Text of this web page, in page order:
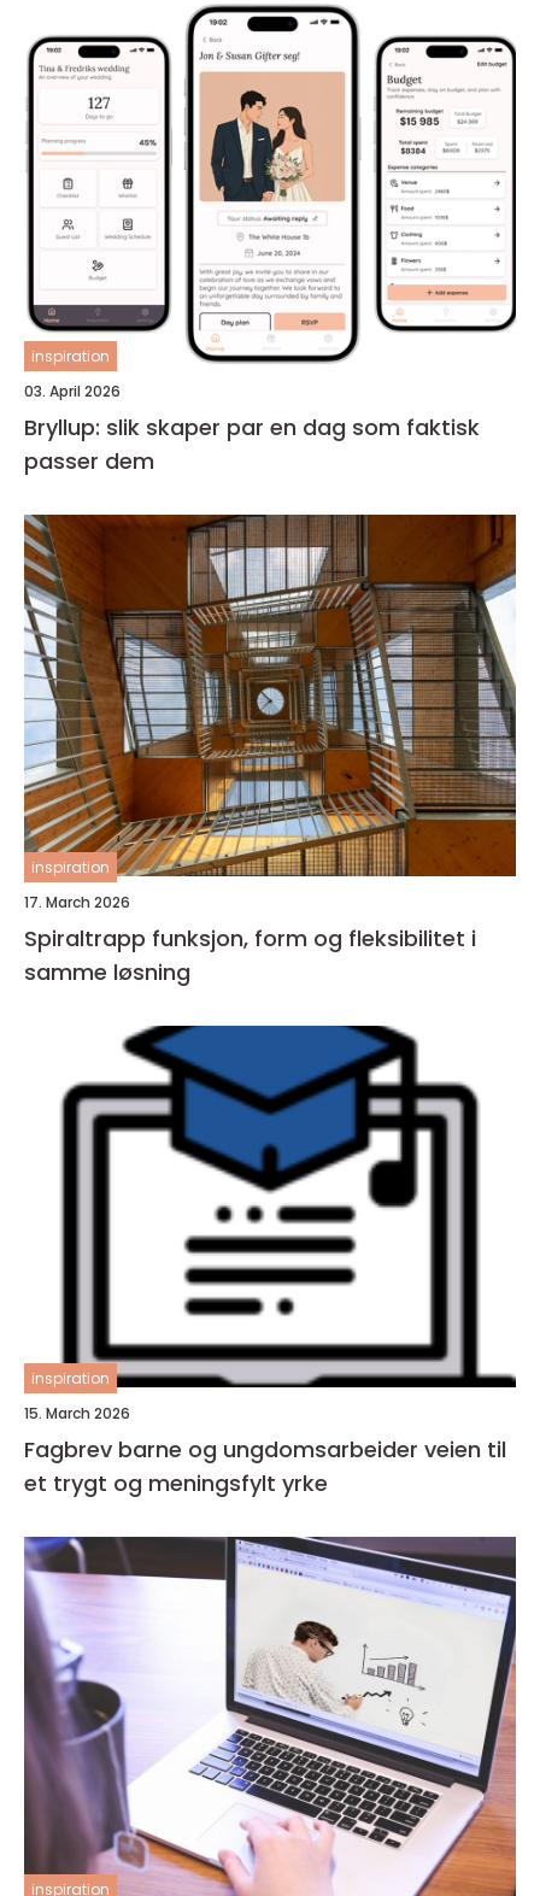
inspiration
03. April 2026
Bryllup: slik skaper par en dag som faktisk
passer dem
inspiration
17. March 2026
Spiraltrapp funksjon, form og fleksibilitet i
samme løsning
inspiration
15. March 2026
Fagbrev barne og ungdomsarbeider veien til
et trygt og meningsfylt yrke
inspiration